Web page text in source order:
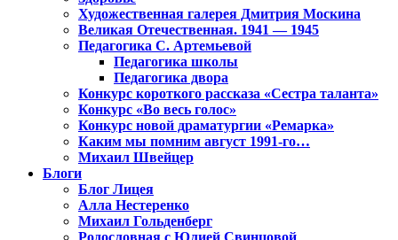
Художественная галерея Дмитрия Москина
Великая Отечественная. 1941 — 1945
Педагогика С. Артемьевой
Педагогика школы
Педагогика двора
Конкурс короткого рассказа «Сестра таланта»
Конкурс «Во весь голос»
Конкурс новой драматургии «Ремарка»
Каким мы помним август 1991-го…
Михаил Швейцер
Блоги
Блог Лицея
Алла Нестеренко
Михаил Гольденберг